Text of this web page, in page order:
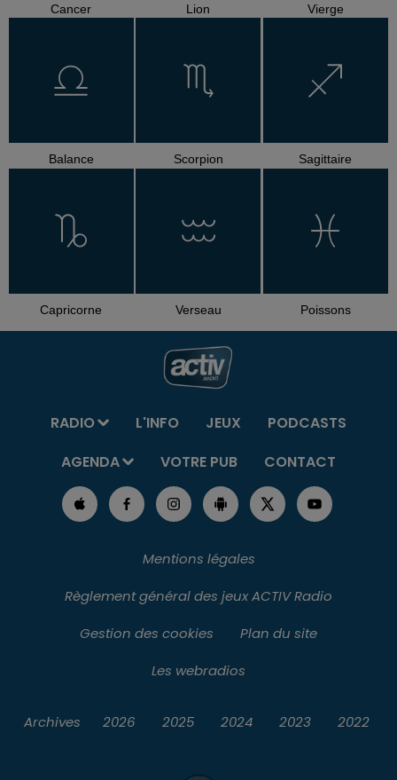
Cancer Lion Vierge
Balance Scorpion Sagittaire
Capricorne Verseau Poissons
RADIO L'INFO JEUX
PODCASTS
AGENDA
VOTRE PUB CONTACT
Mentions légales
Règlement général des jeux ACTIV Radio
Gestion des cookies
Plan du site
Les webradios
Archives 2026 2025 2024 2023 2022